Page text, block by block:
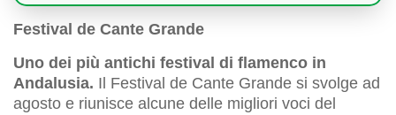
Festival de Cante Grande
Uno dei più antichi festival di flamenco in
Andalusia. Il Festival de Cante Grande si svolge ad
agosto e riunisce alcune delle migliori voci del